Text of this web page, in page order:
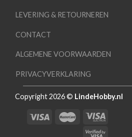
LEVERING & RETOURNEREN
CONTACT
ALGEMENE VOORWAARDEN
PRIVACYVERKLARING
Copyright 2026 © LindeHobby.nl